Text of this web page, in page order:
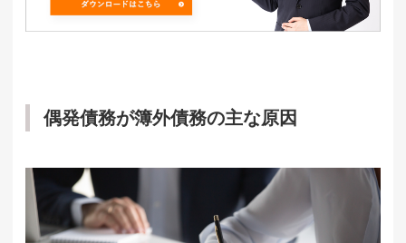
偶発債務が簿外債務の主な原因